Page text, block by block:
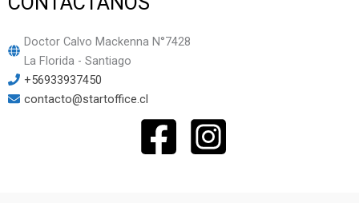
Doctor Calvo Mackenna N°7428
La Florida - Santiago
+56933937450
contacto@startoffice.cl